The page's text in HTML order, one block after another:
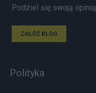
Podziel się swoją opinią
ZAŁÓŻ BLOG
Polityka